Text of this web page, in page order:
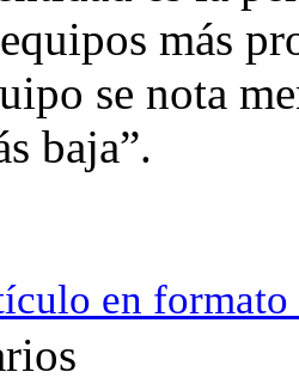
más
se nota
baja”.
en formato